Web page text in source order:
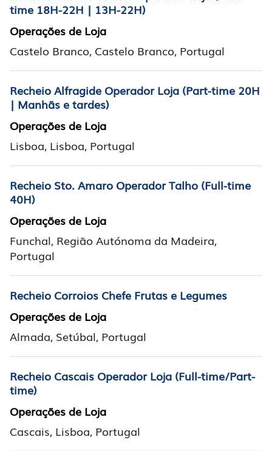
time 18H-22H | 13H-22H)
Operações de Loja
Castelo Branco, Castelo Branco, Portugal
Recheio Alfragide Operador Loja (Part-time 20H
| Manhãs e tardes)
Operações de Loja
Lisboa, Lisboa, Portugal
Recheio Sto. Amaro Operador Talho (Full-time
40H)
Operações de Loja
Funchal, Região Autónoma da Madeira,
Portugal
Recheio Corroios Chefe Frutas e Legumes
Operações de Loja
Almada, Setúbal, Portugal
Recheio Cascais Operador Loja (Full-time/Part-
time)
Operações de Loja
Cascais, Lisboa, Portugal